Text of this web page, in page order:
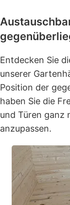
Entdecken Sie
unserer
Position der
haben Sie die
und Türen ganz
anzupassen.